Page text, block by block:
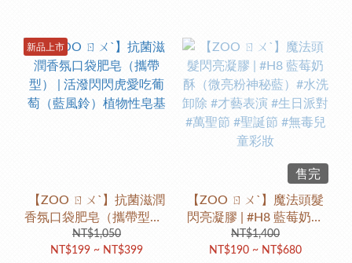
新品上市
【ZOO ㄖㄨˋ】抗菌滋潤
香氛口袋肥皂（攜帶型） |
活潑閃閃虎愛吃葡萄（藍
風鈴）植物性皂基
NT$1,050
NT$199 ~ NT$399
售完
【ZOO ㄖㄨˋ】魔法頭髮
閃亮凝膠 | #H8 藍莓奶酥
（微亮粉神秘藍）#水洗卸
除 #才藝表演 #生日派對 #
NT$1,400
NT$190 ~ NT$680